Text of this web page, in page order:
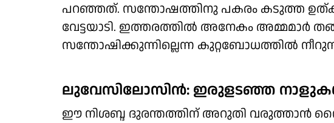
പറഞ്ഞത്. സന്തോഷത്തിനു പകരം കടുത്ത
വേട്ടയാടി. ഇത്തരത്തില്‍ അനേകം അമ്മമാര്‍
സന്തോഷിക്കുന്നില്ലെന്ന കുറ്റബോധത്തില്‍
ലുവേസിലോസിന്‍: ഇരുളടഞ്ഞ
ഈ നിശബ്ദ ദുരന്തത്തിന് അറുതി വരുത്താന്‍